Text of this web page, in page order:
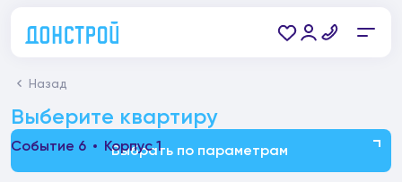
Назад
Выберите квартиру
Выбрать по параметрам
Событие 6 Корпус 1